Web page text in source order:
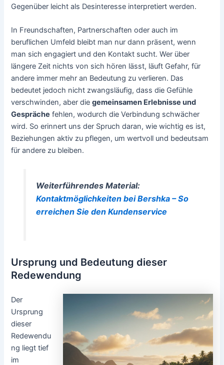
Gegenüber leicht als Desinteresse interpretiert werden.
In Freundschaften, Partnerschaften oder auch im
beruflichen Umfeld bleibt man nur dann präsent, wenn
man sich engagiert und den Kontakt sucht. Wer über
längere Zeit nichts von sich hören lässt, läuft Gefahr, für
andere immer mehr an Bedeutung zu verlieren. Das
bedeutet jedoch nicht zwangsläufig, dass die Gefühle
verschwinden, aber diegemeinsamen Erlebnisse und
Gespräche fehlen, wodurch die Verbindung schwächer
wird. So erinnert uns der Spruch daran, wie wichtig es ist,
Beziehungen aktiv zu pflegen, um wertvoll und bedeutsam
für andere zu bleiben.
Weiterführendes Material:
Kontaktmöglichkeiten bei Bershka – So
erreichen Sie den Kundenservice
Ursprung und Bedeutung dieser
Redewendung
Der
Ursprung
dieser
Redewendu
ng liegt tief
im